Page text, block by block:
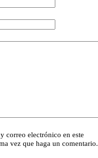
correo electrónico en este
vez que haga un comentario.